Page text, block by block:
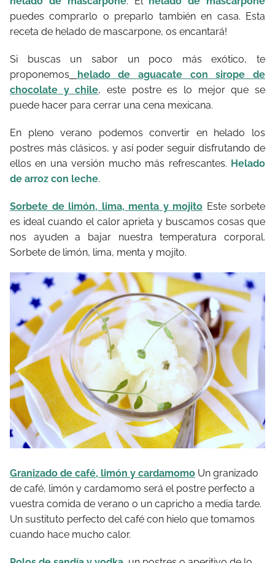
puedes comprarlo o preparlo también en casa. Esta
receta de helado de mascarpone, os encantará!
Si buscas un sabor un poco más exótico, te
proponemos
helado de aguacate con sirope de
chocolate y chile, este postre es lo mejor que se
puede hacer para cerrar una cena mexicana.
En pleno verano podemos convertir en helado los
postres más clásicos, y así poder seguir disfrutando de
ellos en una versión mucho más refrescantes. Helado
de arroz con leche.
Sorbete de limón, lima, menta y mojito Este sorbete
es ideal cuando el calor aprieta y buscamos cosas que
nos ayuden a bajar nuestra temperatura corporal.
Sorbete de limón, lima, menta y mojito.
Granizado de café, limón y cardamomo Un granizado
de café, limón y cardamomo será el postre perfecto a
vuestra comida de verano o un capricho a media tarde.
Un sustituto perfecto del café con hielo que tomamos
cuando hace mucho calor.